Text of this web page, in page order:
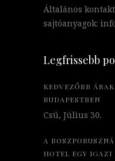
Általános
sajtóanyagok:
Legfrissebb
KEDVEZŐBB
BUDAPESTBEN
Csü, Július 30.
A
HOTEL EGY IGAZI